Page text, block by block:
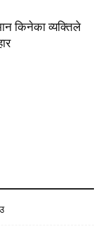
किनेका व्यक्तिले